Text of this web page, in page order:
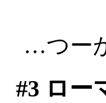
…つー
#3 ロー